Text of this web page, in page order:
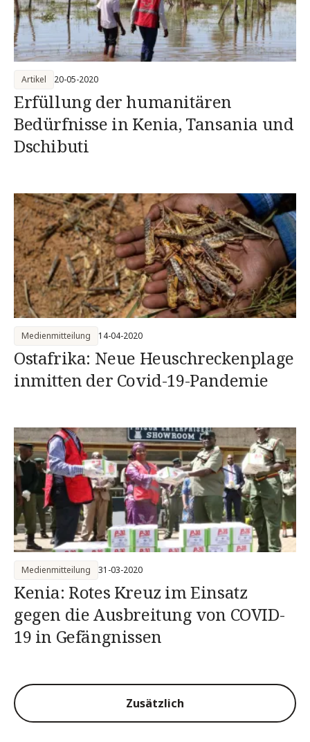
Erfüllung der humanitären
Bedürfnisse in Kenia, Tansania und
Dschibuti
Artikel 20-05-2020
Ostafrika: Neue Heuschreckenplage
inmitten der Covid-19-Pandemie
Medienmitteilung 14-04-2020
Kenia: Rotes Kreuz im Einsatz
gegen die Ausbreitung von COVID-
19 in Gefängnissen
Medienmitteilung 31-03-2020
Zusätzlich